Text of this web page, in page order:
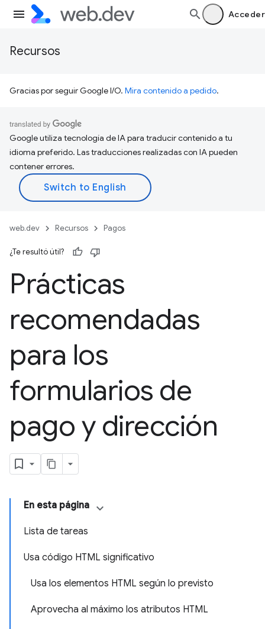
Acceder
Recursos
Gracias por seguir Google I/O. Mira contenido a pedido.
Google utiliza tecnología de IA para traducir contenido a tu
idioma preferido. Las traducciones realizadas con IA pueden
contener errores.
web.dev Recursos Pagos
¿Te resultó útil?
Prácticas
recomendadas
para los
formularios de
pago y dirección
En esta página
Lista de tareas
Usa código HTML significativo
Usa los elementos HTML según lo previsto
Aprovecha al máximo los atributos HTML